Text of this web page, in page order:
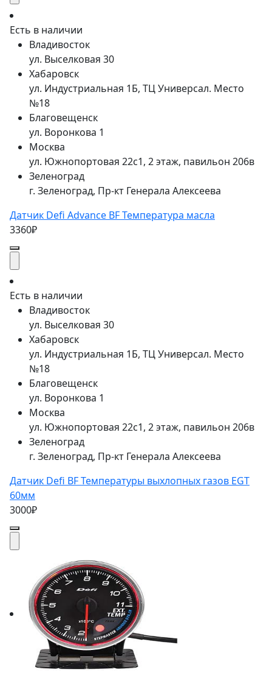
Есть в наличии
Владивосток
ул. Выселковая 30
Хабаровск
ул. Индустриальная 1Б, ТЦ Универсал. Место
№18
Благовещенск
ул. Воронкова 1
Москва
ул. Южнопортовая 22с1, 2 этаж, павильон 206в
Зеленоград
г. Зеленоград, Пр-кт Генерала Алексеева
Датчик Defi Advance BF Температура масла
3360₽
Есть в наличии
Владивосток
ул. Выселковая 30
Хабаровск
ул. Индустриальная 1Б, ТЦ Универсал. Место
№18
Благовещенск
ул. Воронкова 1
Москва
ул. Южнопортовая 22с1, 2 этаж, павильон 206в
Зеленоград
г. Зеленоград, Пр-кт Генерала Алексеева
Датчик Defi BF Температуры выхлопных газов EGT
60мм
3000₽